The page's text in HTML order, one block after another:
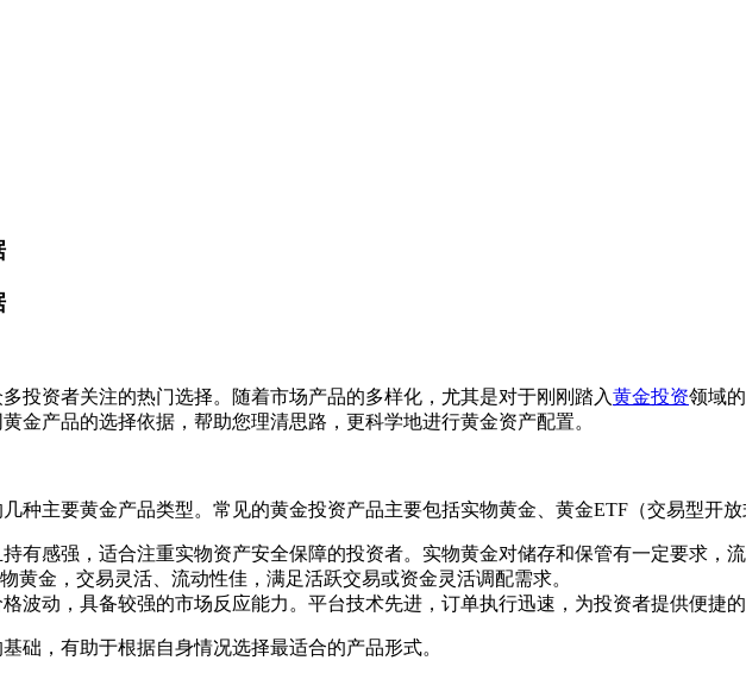
投资者关注的热门选择。随着市场产品的多样化，尤其是对于刚刚踏入黄金投资领域
金产品的选择依据，帮助您理清思路，更科学地进行黄金资产配置。
种主要黄金产品类型。常见的黄金投资产品主要包括实物黄金、黄金ETF（交易型开放
有感强，适合注重实物资产安全保障的投资者。实物黄金对储存和保管有一定要求，流
金，交易灵活、流动性佳，满足活跃交易或资金灵活调配需求。
波动，具备较强的市场反应能力。平台技术先进，订单执行迅速，为投资者提供便捷的
础，有助于根据自身情况选择最适合的产品形式。